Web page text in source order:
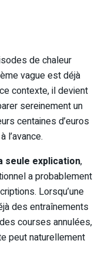
de chaleur
vague est déjà
contexte, il devient
sereinement un
centaines d’euros
l’avance.
seule explication,
a probablement
Lorsqu’une
des entraînements
courses annulées,
peut naturellement